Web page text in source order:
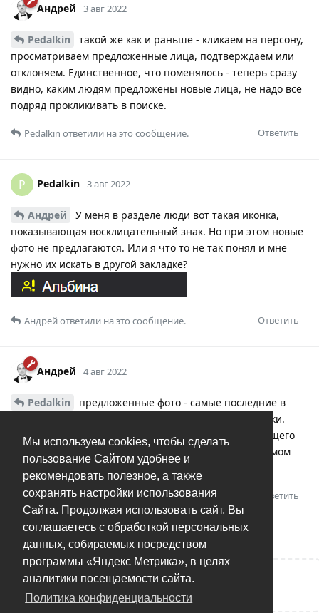
Мы используем cookies, чтобы сделать
пользование Сайтом удобнее и
рекомендовать полезное, а также
сохранять настройки использования
Сайта. Продолжая использовать сайт, Вы
соглашаетесь с обработкой персональных
данных, собираемых посредством
программы «Яндекс Метрика», в целях
аналитики посещаемости сайта.
Политика конфиденциальности
Андрей 3 авг 2022
Pedalkin
такой же как и раньше - кликаем на персону,
просматриваем предложенные лица, подтверждаем или
отклоняем. Единственное, что поменялось - теперь сразу
видно, каким людям предложены новые лица, не надо все
подряд прокликивать в поиске.
Ответить
Pedalkin ответили на это сообщение.
P Pedalkin 3 авг 2022
Андрей
У меня в разделе люди вот такая иконка,
показывающая восклицательный знак. Но при этом новые
фото не предлагаются. Или я что то не так понял и мне
нужно их искать в другой закладке?
Ответить
Андрейответили на это сообщение.
Андрей 4 авг 2022
Pedalkin
предложенные фото - самые последние в
списке. Нужно просто промотать вниз колесом мышки.
Если фоток очень много - можно перейти на следующего
человека и прокрутить вверх. Так вы окажетесь в самом
конце списка фоток предыдущего человека
Ответить
Написать ответ...